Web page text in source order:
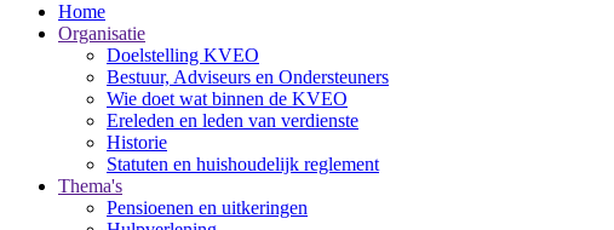
Home
Organisatie
Doelstelling KVEO
Bestuur, Adviseurs en Ondersteuners
Wie doet wat binnen de KVEO
Ereleden en leden van verdienste
Historie
Statuten en huishoudelijk reglement
Thema's
Pensioenen en uitkeringen